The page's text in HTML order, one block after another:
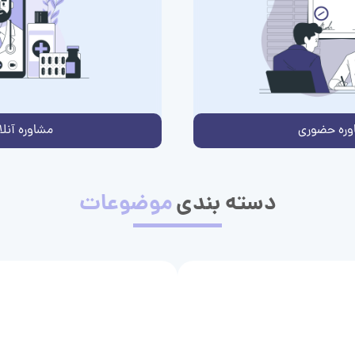
حضوری مشاوره
دسته بندیموضوعات